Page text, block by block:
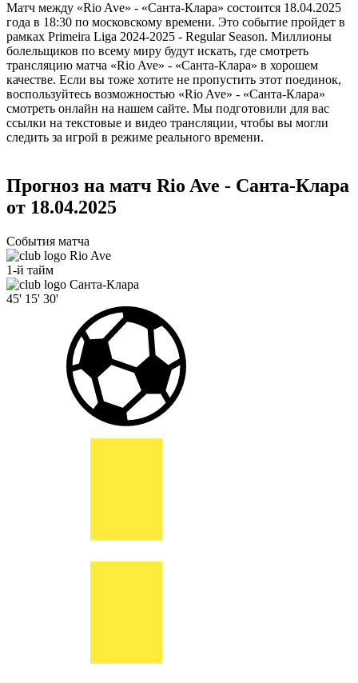
Матч между «Rio Ave» - «Санта-Клара» состоится 18.04.2025
года в 18:30 по московскому времени. Это событие пройдет в
рамках Primeira Liga 2024-2025 - Regular Season. Миллионы
болельщиков по всему миру будут искать, где смотреть
трансляцию матча «Rio Ave» - «Санта-Клара» в хорошем
качестве. Если вы тоже хотите не пропустить этот поединок,
воспользуйтесь возможностью «Rio Ave» - «Санта-Клара»
смотреть онлайн на нашем сайте. Мы подготовили для вас
ссылки на текстовые и видео трансляции, чтобы вы могли
следить за игрой в режиме реального времени.
Прогноз на матч Rio Ave - Санта-Клара
от 18.04.2025
События матча
Rio Ave
1-й тайм
Санта-Клара
45' 15' 30'